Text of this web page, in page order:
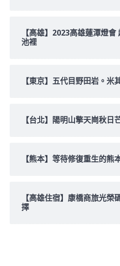
【高雄】2023高雄蓮潭燈
池裡
【東京】五代目野田岩。
【台北】陽明山擎天崗秋日
【熊本】等待修復重生的熊
【高雄住宿】康橋商旅光榮
擇